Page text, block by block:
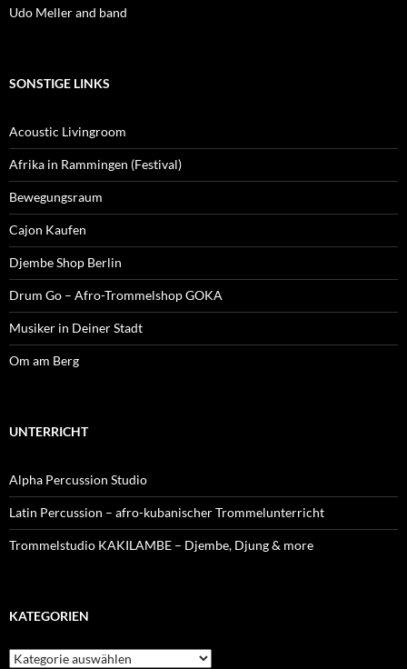
Udo Meller and band
SONSTIGE LINKS
Acoustic Livingroom
Afrika in Rammingen (Festival)
Bewegungsraum
Cajon Kaufen
Djembe Shop Berlin
Drum Go – Afro-Trommelshop GOKA
Musiker in Deiner Stadt
Om am Berg
UNTERRICHT
Alpha Percussion Studio
Latin Percussion – afro-kubanischer Trommelunterricht
Trommelstudio KAKILAMBE – Djembe, Djung & more
KATEGORIEN
Kategorien